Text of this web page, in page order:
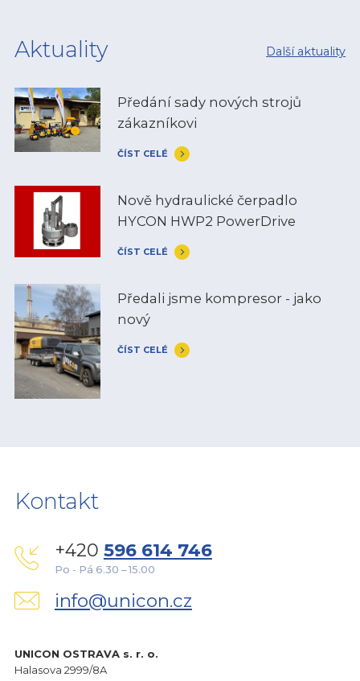
Další aktuality
Aktuality
Předání sady nových strojů
zákazníkovi
ČÍST CELÉ
Nově hydraulické čerpadlo
HYCON HWP2 PowerDrive
ČÍST CELÉ
Předali jsme kompresor - jako
nový
ČÍST CELÉ
Kontakt
+420 596 614 746
Po - Pá 6.30 – 15.00
info@unicon.cz
UNICON OSTRAVA s. r. o.
Halasova 2999/8A